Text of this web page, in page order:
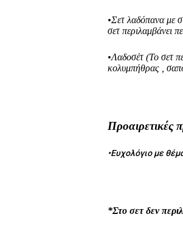
•Σετ λαδόπανα με
σετ περιλαμβάνει
•Λαδοσέτ (Το σετ
κολυμπήθρας ,
Προαιρετικές
•Ευχολόγιο με
*Στο σετ δεν